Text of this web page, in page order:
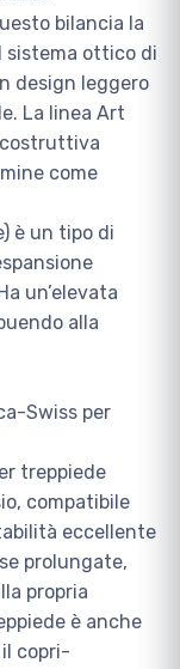
bilancia la
sistema ottico di
design leggero
La linea Art
come
è un tipo di
un’elevata
alla
Swiss per
treppiede
compatibile
eccellente
prolungate,
propria
è anche
copri-